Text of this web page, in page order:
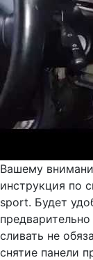
Вашему
инструкция по
sport. Будет
сливать не
снятие панели